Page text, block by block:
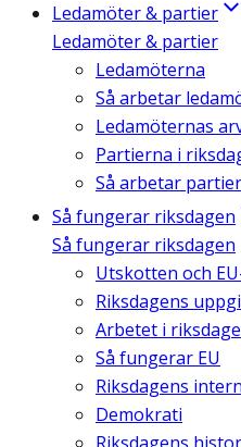
Ledamöter & partier
Ledamöter & partier
Ledamöterna
Så arbetar
Ledamöternas
Partierna i
Så arbetar
Så fungerar riksdagen
Så fungerar riksdagen
Utskotten och
Riksdagens
Arbetet i
Så fungerar EU
Riksdagens
Demokrati